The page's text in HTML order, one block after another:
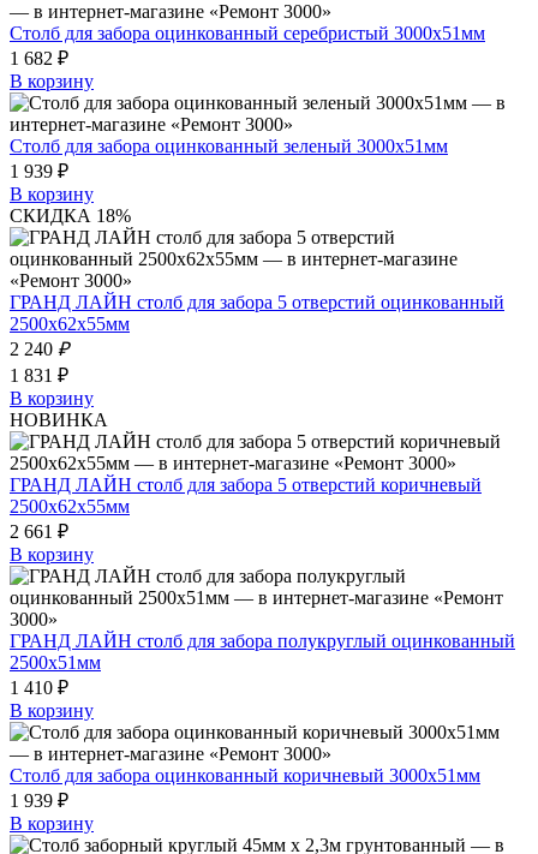
Столб для забора оцинкованный серебристый 3000х51мм
1 682 ₽
В корзину
Столб для забора оцинкованный зеленый 3000х51мм
1 939 ₽
В корзину
СКИДКА 18%
ГРАНД ЛАЙН столб для забора 5 отверстий оцинкованный
2500х62х55мм
2 240 ₽
1 831 ₽
В корзину
НОВИНКА
ГРАНД ЛАЙН столб для забора 5 отверстий коричневый
2500х62х55мм
2 661 ₽
В корзину
ГРАНД ЛАЙН столб для забора полукруглый оцинкованный
2500х51мм
1 410 ₽
В корзину
Столб для забора оцинкованный коричневый 3000х51мм
1 939 ₽
В корзину